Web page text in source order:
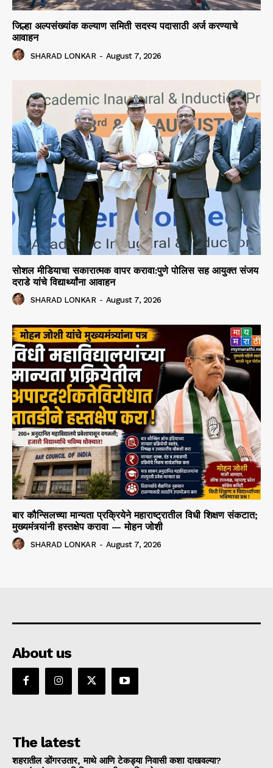
जिल्हा अल्पसंख्यांक कल्याण समिती सदस्य पदासाठी अर्ज करण्याचे
आवाहन
SHARAD LONKAR - August 7, 2026
सोशल मीडियाचा सकारात्मक वापर करावा:पुणे पोलिस सह आयुक्त संजय
दराडे यांचे विद्यार्थ्यांना आवाहन
SHARAD LONKAR - August 7, 2026
बार कौन्सिलच्या मान्यता प्रक्रियेने महाराष्ट्रातील विधी शिक्षण संकटात;
मुख्यमंत्र्यांनी हस्तक्षेप करावा — मोहन जोशी
SHARAD LONKAR - August 7, 2026
About us
The latest
शहरातील डोंगरउतार, माथे आणि टेकड्या निवासी कशा दाखवल्या?